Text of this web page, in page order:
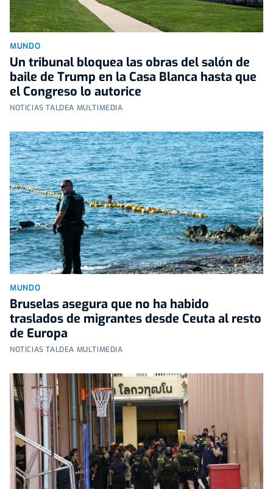
MUNDO
Un tribunal bloquea las obras del salón de
baile de Trump en la Casa Blanca hasta que
el Congreso lo autorice
NOTICIAS TALDEA MULTIMEDIA
MUNDO
Bruselas asegura que no ha habido
traslados de migrantes desde Ceuta al resto
de Europa
NOTICIAS TALDEA MULTIMEDIA